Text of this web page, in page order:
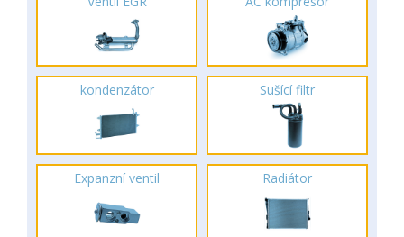
kondenzátor Sušící filtr
Expanzní ventil Radiátor